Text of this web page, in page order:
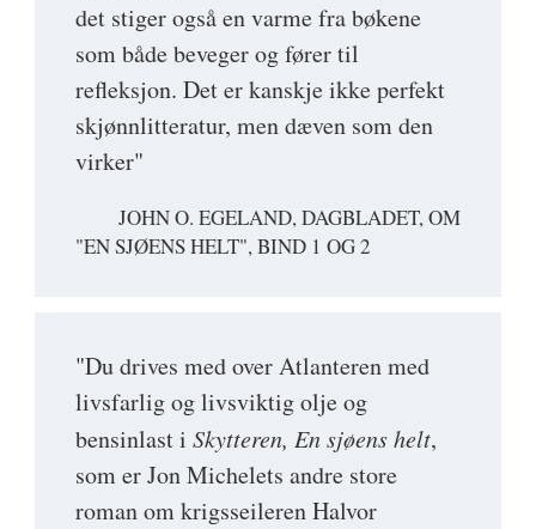
det stiger også en varme fra bøkene
som både beveger og fører til
refleksjon. Det er kanskje ikke perfekt
skjønnlitteratur, men dæven som den
virker"
JOHN O. EGELAND, DAGBLADET, OM
"EN SJØENS HELT", BIND 1 OG 2
"Du drives med over Atlanteren med
livsfarlig og livsviktig olje og
bensinlast i Skytteren, En sjøens helt,
som er Jon Michelets andre store
roman om krigsseileren Halvor